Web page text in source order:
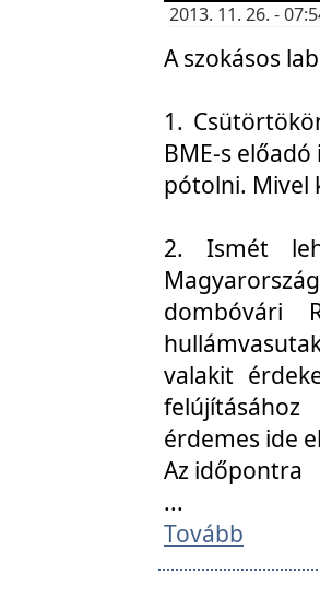
2013. 11. 26. -
A szokásos
1.
BME-s
pótolni. Mivel
2. Ismét
dombóvári
valakit
érdemes ide
Az időpontra
...
Tovább